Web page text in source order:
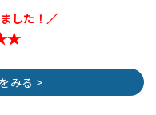
した！／
みる >